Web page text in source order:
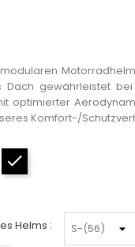
Dach gewährleistet
optimierter
Komfort-/
Helms :